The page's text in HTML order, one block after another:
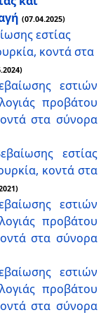
(07.04.2025)
εστίας
κοντά στα
εστιών
προβάτου
στα σύνορα
εστίας
κοντά στα
εστιών
προβάτου
στα σύνορα
εστιών
προβάτου
στα σύνορα